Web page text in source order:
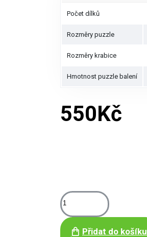
Počet dílků
Rozměry puzzle
Rozměry krabice
Hmotnost puzzle balení
550Kč
Přidat do košíku